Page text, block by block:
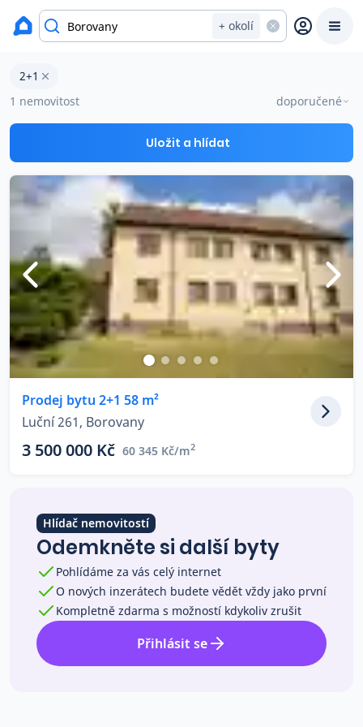
+ okolí
Prodat
Prodej s Reas.cz
Chytrý odhad ceny
Ceny prodaných nemovitostí
Okamžitý výkup
Přehled realitních makléřů
Co říkají naši zákazníci
Blog
O nás
okres České Budějovice
Byty 2+1 na prodej Borovany
2+1
1 nemovitost
doporučené
Uložit a hlídat
Prodej bytu 2+1 58 m²
Luční 261, Borovany
3 500 000 Kč 60 345 Kč/m2
Hlídač nemovitostí
Odemkněte si další byty
Pohlídáme za vás celý internet
O nových inzerátech budete vědět vždy jako první
Kompletně zdarma s možností kdykoliv zrušit
Přihlásit se